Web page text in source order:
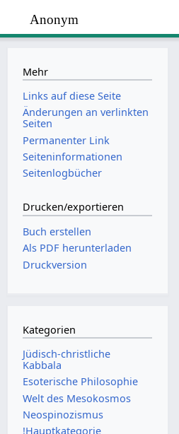
Anonym
Mehr
Links auf diese Seite
Änderungen an verlinkten
Seiten
Permanenter Link
Seiten­­informationen
Seitenlogbücher
Drucken/­exportieren
Buch erstellen
Als PDF herunterladen
Druckversion
Kategorien
Jüdisch-christliche
Kabbala
Esoterische Philosophie
Welt des Mesokosmos
Neospinozismus
!Hauptkategorie